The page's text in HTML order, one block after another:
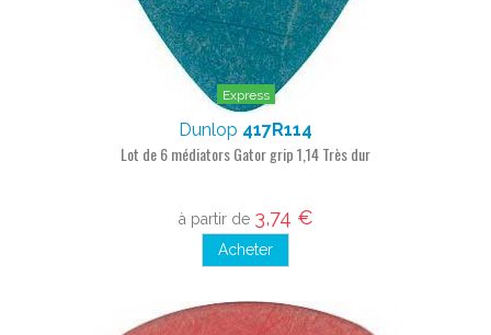
Express
Dunlop 417R114
Lot de 6 médiators Gator grip 1,14 Très dur
à partir de 3,74 €
Acheter